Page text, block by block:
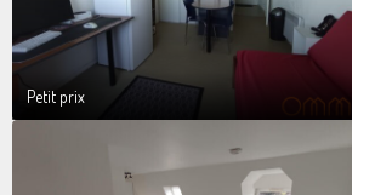
Petit prix